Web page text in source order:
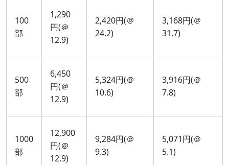
100
部
1,290
円(＠
12.9)
2,420円(＠
24.2)
3,168円(＠
31.7)
500
部
6,450
円(＠
12.9)
5,324円(＠
10.6)
3,916円(＠
7.8)
1000
部
12,900
円(＠
12.9)
9,284円(＠
9.3)
5,071円(＠
5.1)